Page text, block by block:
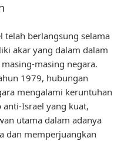
telah berlangsung selama
akar yang dalam dalam
masing negara.
1979, hubungan
mengalami keruntuhan
Israel yang kuat,
utama dalam adanya
dan memperjuangkan